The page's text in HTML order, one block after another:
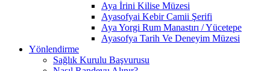
Aya İrini Kilise Müzesi
Ayasofyai Kebir Camii Şerifi
Aya Yorgi Rum Manastırı / Yücetepe
Ayasofya Tarih Ve Deneyim Müzesi
Yönlendirme
Sağlık Kurulu Başvurusu